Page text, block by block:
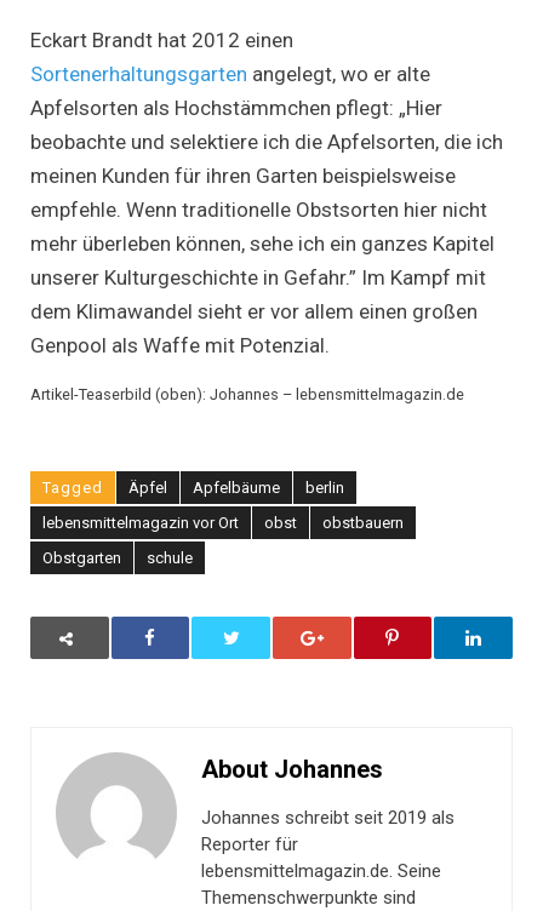
Eckart Brandt hat 2012 einen
Sortenerhaltungsgarten angelegt, wo er alte
Apfelsorten als Hochstämmchen pflegt: „Hier
beobachte und selektiere ich die Apfelsorten, die ich
meinen Kunden für ihren Garten beispielsweise
empfehle. Wenn traditionelle Obstsorten hier nicht
mehr überleben können, sehe ich ein ganzes Kapitel
unserer Kulturgeschichte in Gefahr.” Im Kampf mit
dem Klimawandel sieht er vor allem einen großen
Genpool als Waffe mit Potenzial.
Artikel-Teaserbild (oben): Johannes – lebensmittelmagazin.de
Tagged Äpfel Apfelbäume
berlin
lebensmittelmagazin vor Ort
obst
obstbauern
Obstgarten
schule
About Johannes
Johannes schreibt seit 2019 als
Reporter für
lebensmittelmagazin.de. Seine
Themenschwerpunkte sind